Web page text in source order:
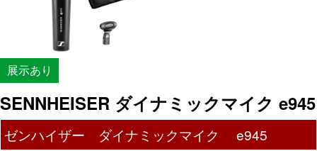
展示あり
SENNHEISER ダイナミックマイク e945
ゼンハイザー ダイナミックマイク e945